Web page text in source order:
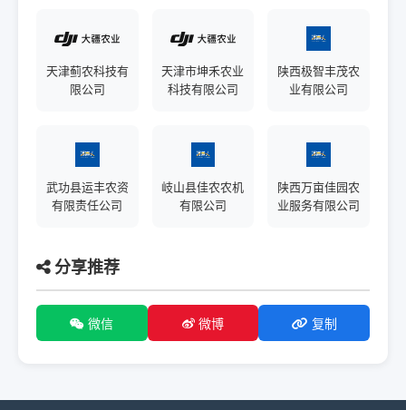
天津蓟农科技有
限公司
天津市坤禾农业
科技有限公司
陕西极智丰茂农
业有限公司
武功县运丰农资
有限责任公司
岐山县佳农农机
有限公司
陕西万亩佳园农
业服务有限公司
分享推荐
微信 微博 复制